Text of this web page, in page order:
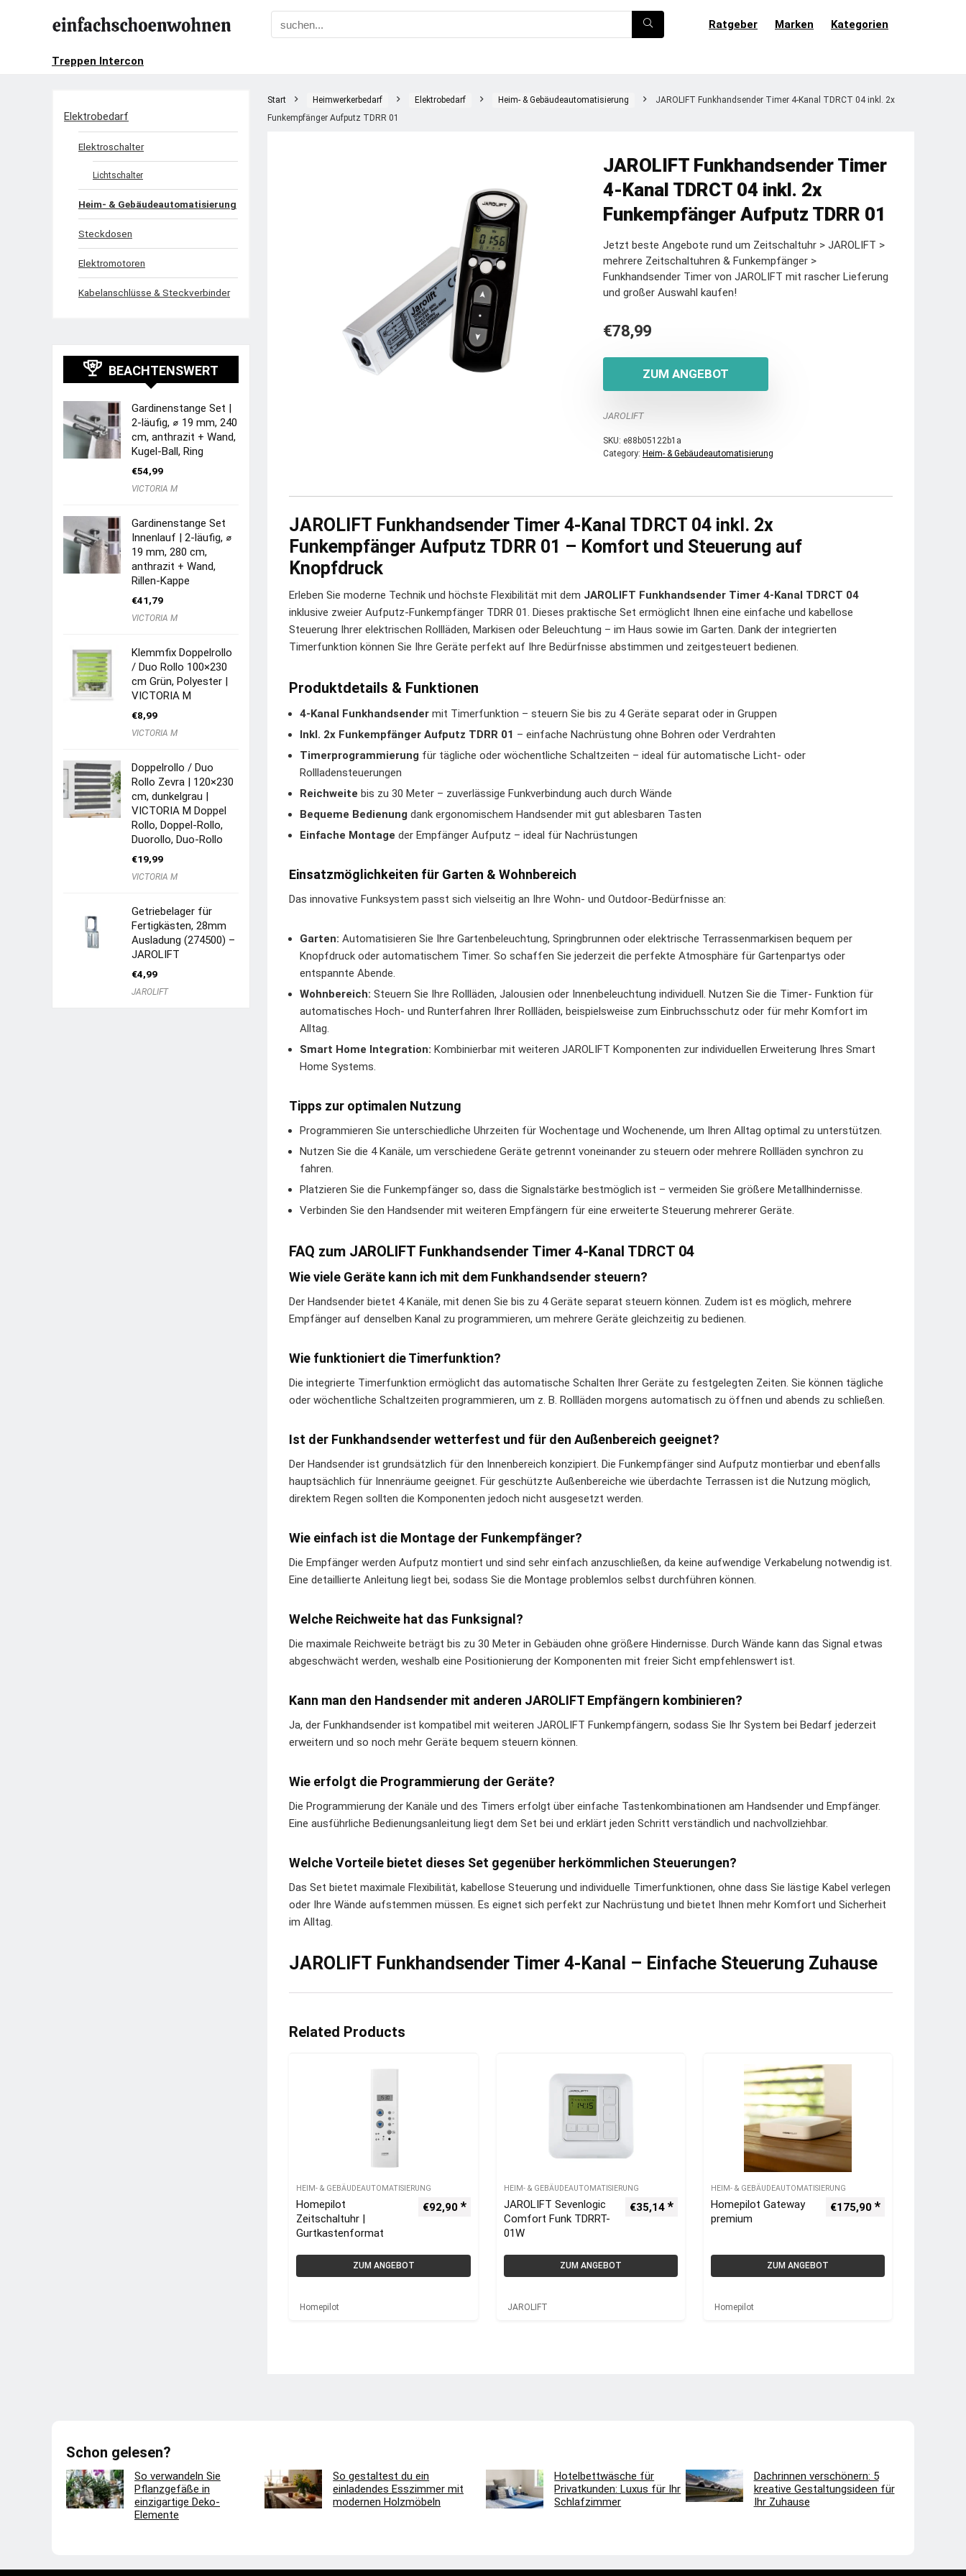
Ratgeber Marken Kategorien
Treppen Intercon
Start Heimwerkerbedarf Elektrobedarf Heim- & Gebäudeautomatisierung
JAROLIFT Funkhandsender Timer 4-Kanal TDRCT 04 inkl. 2x
Funkempfänger Aufputz TDRR 01
JAROLIFT Funkhandsender Timer
4-Kanal TDRCT 04 inkl. 2x
Funkempfänger Aufputz TDRR 01
Jetzt beste Angebote rund um Zeitschaltuhr > JAROLIFT >
mehrere Zeitschaltuhren & Funkempfänger >
Funkhandsender Timer von JAROLIFT mit rascher Lieferung
und großer Auswahl kaufen!
€78,99
ZUM ANGEBOT
JAROLIFT
SKU: e88b05122b1a
Category: Heim- & Gebäudeautomatisierung
JAROLIFT Funkhandsender Timer 4-Kanal TDRCT 04 inkl. 2x
Funkempfänger Aufputz TDRR 01 – Komfort und Steuerung auf
Knopfdruck
Erleben Sie moderne Technik und höchste Flexibilität mit dem JAROLIFT Funkhandsender Timer 4-Kanal TDRCT 04
inklusive zweier Aufputz-Funkempfänger TDRR 01. Dieses praktische Set ermöglicht Ihnen eine einfache und kabellose
Steuerung Ihrer elektrischen Rollläden, Markisen oder Beleuchtung – im Haus sowie im Garten. Dank der integrierten
Timerfunktion können Sie Ihre Geräte perfekt auf Ihre Bedürfnisse abstimmen und zeitgesteuert bedienen.
Produktdetails & Funktionen
4-Kanal Funkhandsender mit Timerfunktion – steuern Sie bis zu 4 Geräte separat oder in Gruppen
Inkl. 2x Funkempfänger Aufputz TDRR 01 – einfache Nachrüstung ohne Bohren oder Verdrahten
Timerprogrammierung für tägliche oder wöchentliche Schaltzeiten – ideal für automatische Licht- oder
Rollladensteuerungen
Reichweite bis zu 30 Meter – zuverlässige Funkverbindung auch durch Wände
Bequeme Bedienung dank ergonomischem Handsender mit gut ablesbaren Tasten
Einfache Montage der Empfänger Aufputz – ideal für Nachrüstungen
Einsatzmöglichkeiten für Garten & Wohnbereich
Das innovative Funksystem passt sich vielseitig an Ihre Wohn- und Outdoor-Bedürfnisse an:
Garten: Automatisieren Sie Ihre Gartenbeleuchtung, Springbrunnen oder elektrische Terrassenmarkisen bequem per
Knopfdruck oder automatischem Timer. So schaffen Sie jederzeit die perfekte Atmosphäre für Gartenpartys oder
entspannte Abende.
Wohnbereich: Steuern Sie Ihre Rollläden, Jalousien oder Innenbeleuchtung individuell. Nutzen Sie die Timer- Funktion für
automatisches Hoch- und Runterfahren Ihrer Rollläden, beispielsweise zum Einbruchsschutz oder für mehr Komfort im
Alltag.
Smart Home Integration: Kombinierbar mit weiteren JAROLIFT Komponenten zur individuellen Erweiterung Ihres Smart
Home Systems.
Tipps zur optimalen Nutzung
Programmieren Sie unterschiedliche Uhrzeiten für Wochentage und Wochenende, um Ihren Alltag optimal zu unterstützen.
Nutzen Sie die 4 Kanäle, um verschiedene Geräte getrennt voneinander zu steuern oder mehrere Rollläden synchron zu
fahren.
Platzieren Sie die Funkempfänger so, dass die Signalstärke bestmöglich ist – vermeiden Sie größere Metallhindernisse.
Verbinden Sie den Handsender mit weiteren Empfängern für eine erweiterte Steuerung mehrerer Geräte.
FAQ zum JAROLIFT Funkhandsender Timer 4-Kanal TDRCT 04
Wie viele Geräte kann ich mit dem Funkhandsender steuern?
Der Handsender bietet 4 Kanäle, mit denen Sie bis zu 4 Geräte separat steuern können. Zudem ist es möglich, mehrere
Empfänger auf denselben Kanal zu programmieren, um mehrere Geräte gleichzeitig zu bedienen.
Wie funktioniert die Timerfunktion?
Die integrierte Timerfunktion ermöglicht das automatische Schalten Ihrer Geräte zu festgelegten Zeiten. Sie können tägliche
oder wöchentliche Schaltzeiten programmieren, um z. B. Rollläden morgens automatisch zu öffnen und abends zu schließen.
Ist der Funkhandsender wetterfest und für den Außenbereich geeignet?
Der Handsender ist grundsätzlich für den Innenbereich konzipiert. Die Funkempfänger sind Aufputz montierbar und ebenfalls
hauptsächlich für Innenräume geeignet. Für geschützte Außenbereiche wie überdachte Terrassen ist die Nutzung möglich,
direktem Regen sollten die Komponenten jedoch nicht ausgesetzt werden.
Wie einfach ist die Montage der Funkempfänger?
Die Empfänger werden Aufputz montiert und sind sehr einfach anzuschließen, da keine aufwendige Verkabelung notwendig ist.
Eine detaillierte Anleitung liegt bei, sodass Sie die Montage problemlos selbst durchführen können.
Welche Reichweite hat das Funksignal?
Die maximale Reichweite beträgt bis zu 30 Meter in Gebäuden ohne größere Hindernisse. Durch Wände kann das Signal etwas
abgeschwächt werden, weshalb eine Positionierung der Komponenten mit freier Sicht empfehlenswert ist.
Kann man den Handsender mit anderen JAROLIFT Empfängern kombinieren?
Ja, der Funkhandsender ist kompatibel mit weiteren JAROLIFT Funkempfängern, sodass Sie Ihr System bei Bedarf jederzeit
erweitern und so noch mehr Geräte bequem steuern können.
Wie erfolgt die Programmierung der Geräte?
Die Programmierung der Kanäle und des Timers erfolgt über einfache Tastenkombinationen am Handsender und Empfänger.
Eine ausführliche Bedienungsanleitung liegt dem Set bei und erklärt jeden Schritt verständlich und nachvollziehbar.
Welche Vorteile bietet dieses Set gegenüber herkömmlichen Steuerungen?
Das Set bietet maximale Flexibilität, kabellose Steuerung und individuelle Timerfunktionen, ohne dass Sie lästige Kabel verlegen
oder Ihre Wände aufstemmen müssen. Es eignet sich perfekt zur Nachrüstung und bietet Ihnen mehr Komfort und Sicherheit
im Alltag.
JAROLIFT Funkhandsender Timer 4-Kanal – Einfache Steuerung Zuhause
Related Products
HEIM- & GEBÄUDEAUTOMATISIERUNG
Homepilot
Zeitschaltuhr |
Gurtkastenformat
€92,90
ZUM ANGEBOT
Homepilot
HEIM- & GEBÄUDEAUTOMATISIERUNG
JAROLIFT Sevenlogic
Comfort Funk TDRRT-
01W
€35,14
ZUM ANGEBOT
JAROLIFT
HEIM- & GEBÄUDEAUTOMATISIERUNG
Homepilot Gateway
premium
€175,90
ZUM ANGEBOT
Homepilot
Elektrobedarf
Elektroschalter
Lichtschalter
Heim- & Gebäudeautomatisierung
Steckdosen
Elektromotoren
Kabelanschlüsse & Steckverbinder
BEACHTENSWERT
Gardinenstange Set |
2-läufig, ⌀ 19 mm, 240
cm, anthrazit + Wand,
Kugel-Ball, Ring
€54,99
VICTORIA M
Gardinenstange Set
Innenlauf | 2-läufig, ⌀
19 mm, 280 cm,
anthrazit + Wand,
Rillen-Kappe
€41,79
VICTORIA M
Klemmfix Doppelrollo
/ Duo Rollo 100×230
cm Grün, Polyester |
VICTORIA M
€8,99
VICTORIA M
Doppelrollo / Duo
Rollo Zevra | 120×230
cm, dunkelgrau |
VICTORIA M Doppel
Rollo, Doppel-Rollo,
Duorollo, Duo-Rollo
€19,99
VICTORIA M
Getriebelager für
Fertigkästen, 28mm
Ausladung (274500) –
JAROLIFT
€4,99
JAROLIFT
Schon gelesen?
So verwandeln Sie
Pflanzgefäße in
einzigartige Deko-
Elemente
So gestaltest du ein
einladendes Esszimmer mit
modernen Holzmöbeln
Hotelbettwäsche für
Privatkunden: Luxus für Ihr
Schlafzimmer
Dachrinnen verschönern: 5
kreative Gestaltungsideen für
Ihr Zuhause